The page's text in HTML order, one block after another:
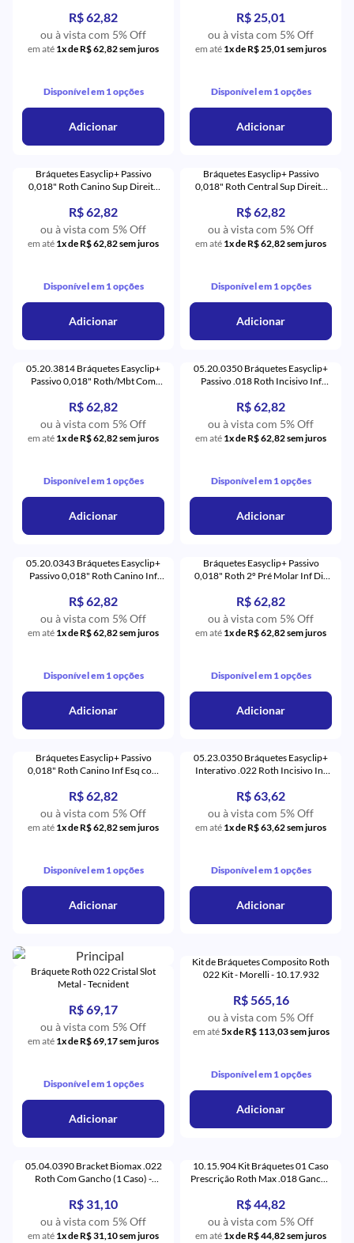
R$ 62,82
ou à vista com 5% Off
em até 1x de R$ 62,82 sem juros
Disponível em 1 opções
Adicionar
R$ 25,01
ou à vista com 5% Off
em até 1x de R$ 25,01 sem juros
Disponível em 1 opções
Adicionar
Bráquetes Easyclip+ Passivo
0,018" Roth Canino Sup Direito
R$ 62,82
ou à vista com 5% Off
em até 1x de R$ 62,82 sem juros
Disponível em 1 opções
Adicionar
Bráquetes Easyclip+ Passivo
0,018" Roth Central Sup Direito
R$ 62,82
ou à vista com 5% Off
em até 1x de R$ 62,82 sem juros
Disponível em 1 opções
Adicionar
05.20.3814 Bráquetes Easyclip+
Passivo 0,018" Roth/Mbt Com
R$ 62,82
ou à vista com 5% Off
em até 1x de R$ 62,82 sem juros
Disponível em 1 opções
Adicionar
05.20.0350 Bráquetes Easyclip+
Passivo .018 Roth Incisivo Inf
Aditek
R$ 62,82
ou à vista com 5% Off
em até 1x de R$ 62,82 sem juros
Disponível em 1 opções
Adicionar
05.20.0343 Bráquetes Easyclip+
Passivo 0,018" Roth Canino Inf
R$ 62,82
ou à vista com 5% Off
em até 1x de R$ 62,82 sem juros
Disponível em 1 opções
Adicionar
Bráquetes Easyclip+ Passivo
0,018" Roth 2º Pré Molar Inf Dir
R$ 62,82
ou à vista com 5% Off
em até 1x de R$ 62,82 sem juros
Disponível em 1 opções
Adicionar
Bráquetes Easyclip+ Passivo
0,018" Roth Canino Inf Esq com
R$ 62,82
ou à vista com 5% Off
em até 1x de R$ 62,82 sem juros
Disponível em 1 opções
Adicionar
05.23.0350 Bráquetes Easyclip+
Interativo .022 Roth Incisivo Inf
R$ 63,62
ou à vista com 5% Off
em até 1x de R$ 63,62 sem juros
Disponível em 1 opções
Adicionar
Bráquete Roth 022 Cristal Slot
Metal - Tecnident
R$ 69,17
ou à vista com 5% Off
em até 1x de R$ 69,17 sem juros
Disponível em 1 opções
Adicionar
Kit de Bráquetes Composito Roth
022 Kit - Morelli - 10.17.932
R$ 565,16
ou à vista com 5% Off
em até5x de R$ 113,03 sem juros
Disponível em 1 opções
Adicionar
05.04.0390 Bracket Biomax .022
Roth Com Gancho (1 Caso) -
R$ 31,10
ou à vista com 5% Off
em até 1x de R$ 31,10 sem juros
10.15.904 Kit Bráquetes 01 Caso
Prescrição Roth Max .018 Gancho
R$ 44,82
ou à vista com 5% Off
em até 1x de R$ 44,82 sem juros